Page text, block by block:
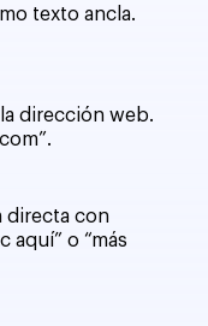
texto ancla.
dirección web.
”.
directa con
aquí” o “más